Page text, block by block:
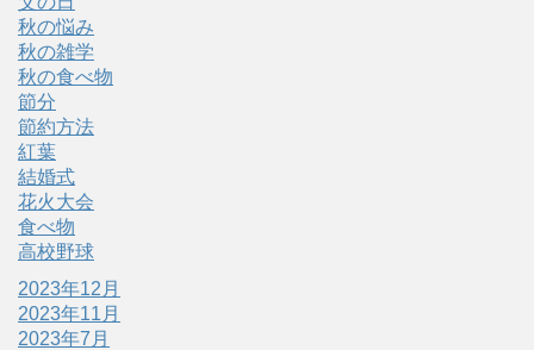
秋の悩み
秋の雑学
秋の食べ物
節分
節約方法
紅葉
結婚式
花火大会
食べ物
高校野球
2023年12月
2023年11月
2023年7月